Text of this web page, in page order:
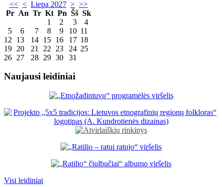
<< < Liepa 2027 > >>
Pr An Tr Kt Pn Šš Sk
1
2 3
4
5
6 7 8 9 10 11
12
13 14 15 16 17 18
19 20 21 22 23 24 25
26 27 28 29 30 31
Naujausi leidiniai
Visi leidiniai